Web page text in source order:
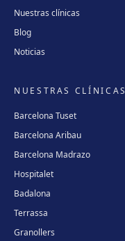
Nuestras clínicas
Blog
Noticias
NUESTRAS CLÍNICAS
Barcelona Tuset
Barcelona Aribau
Barcelona Madrazo
Hospitalet
Badalona
Terrassa
Granollers